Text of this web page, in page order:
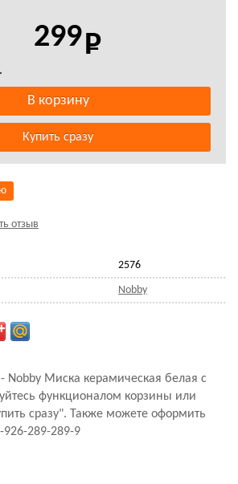
299
отзыв
2576
Nobby
Nobby Миска керамическая белая с
функционалом корзины или
сразу". Также можете оформить
926-289-289-9